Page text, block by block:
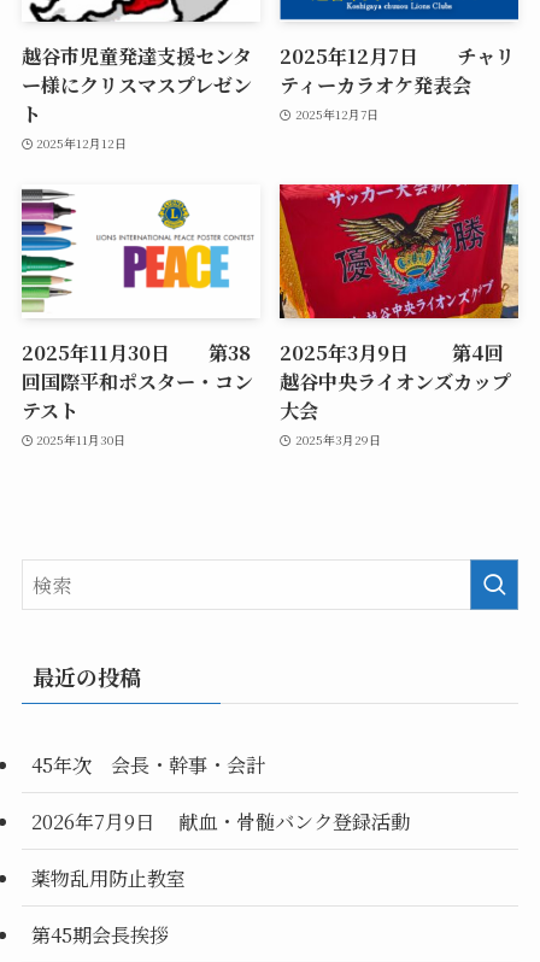
越谷市児童発達支援センタ
ー様にクリスマスプレゼン
ト
2025年12月12日
2025年12月7日 チャリ
ティーカラオケ発表会
2025年12月7日
2025年11月30日 第38
回国際平和ポスター・コン
テスト
2025年11月30日
2025年3月9日 第4回
越谷中央ライオンズカップ
大会
2025年3月29日
最近の投稿
45年次 会長・幹事・会計
2026年7月9日 献血・骨髄バンク登録活動
薬物乱用防止教室
第45期会長挨拶